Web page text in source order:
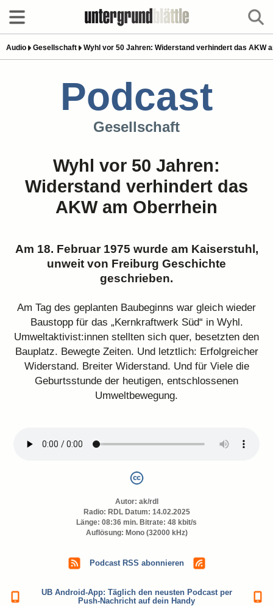
Audio Gesellschaft Wyhl vor 50 Jahren: Widerstand verhindert das AKW
Podcast
Gesellschaft
Wyhl vor 50 Jahren:
Widerstand verhindert das
AKW am Oberrhein
Am 18. Februar 1975 wurde am Kaiserstuhl,
unweit von Freiburg Geschichte
geschrieben.
Am Tag des geplanten Baubeginns war gleich wieder
Baustopp für das „Kernkraftwerk Süd“ in Wyhl.
Umweltaktivist:innen stellten sich quer, besetzten den
Bauplatz. Bewegte Zeiten. Und letztlich: Erfolgreicher
Widerstand. Breiter Widerstand. Und für Viele die
Geburtsstunde der heutigen, entschlossenen
Umweltbewegung.
Autor: ak/rdl
Radio: RDL Datum: 14.02.2025
Länge: 08:36 min. Bitrate: 48 kbit/s
Auflösung: Mono (32000 kHz)
Podcast RSS abonnieren
UB Android-App: Täglich den neusten Podcast per
Push-Nachricht auf dein Handy